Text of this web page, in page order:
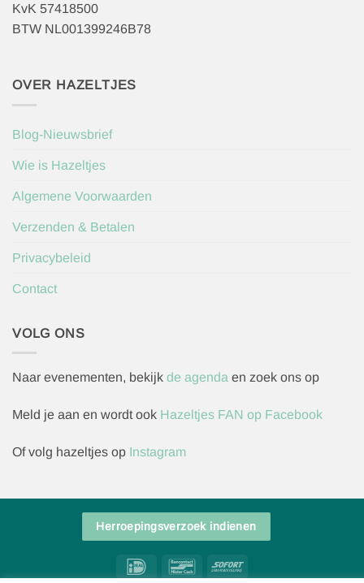
KvK 57418500
BTW NL001399246B78
OVER HAZELTJES
Blog-Nieuwsbrief
Wie is Hazeltjes
Algemene Voorwaarden
Verzenden & Betalen
Privacybeleid
Contact
VOLG ONS
Naar evenementen, bekijk de agenda en zoek ons op
Meld je aan en wordt ook Hazeltjes FAN op Facebook
Of volg hazeltjes op Instagram
Herroepingsverzoek indienen
IDeal BancontactSofort